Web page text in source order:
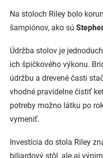
Na stoloch Riley bolo
šampiónov, ako sú
Údržba stolov je
ich špičkového výkonu.
údržbu a drevené časti
vhodné pravidelne čistiť
potreby možno látku po
vymeniť.
Investícia do stola Riley
biliardový stôl, ale aj